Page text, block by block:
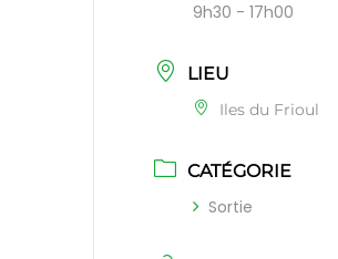
9h30 - 17h00
LIEU
Iles du Frioul
CATÉGORIE
Sortie